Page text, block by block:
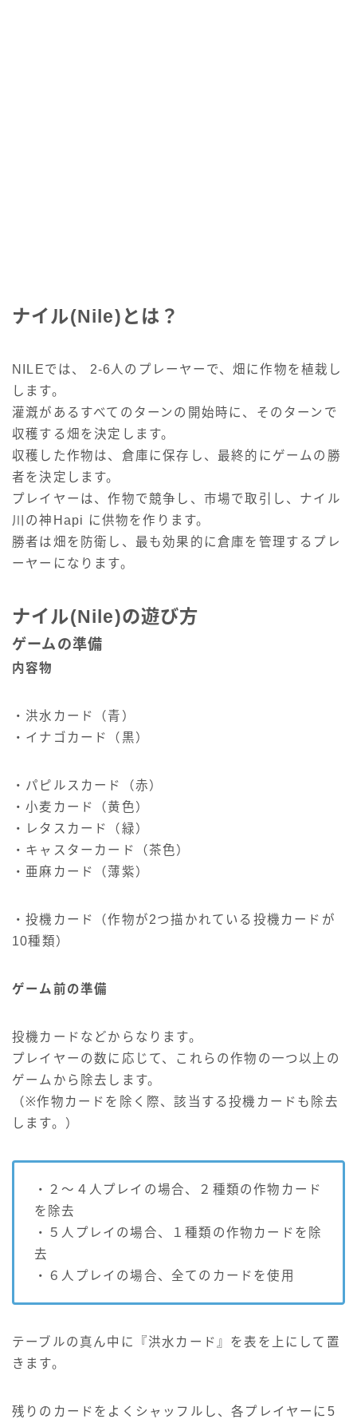
ナイル(Nile)とは？
NILEでは、 2-6人のプレーヤーで、畑に作物を植栽し
します。
灌漑があるすべてのターンの開始時に、そのターンで
収穫する畑を決定します。
収穫した作物は、倉庫に保存し、最終的にゲームの勝
者を決定します。
プレイヤーは、作物で競争し、市場で取引し、ナイル
川の神Hapi に供物を作ります。
勝者は畑を防衛し、最も効果的に倉庫を管理するプレ
ーヤーになります。
ナイル(Nile)の遊び方
ゲームの準備
内容物
・洪水カード（青）
・イナゴカード（黒）
・パピルスカード（赤）
・小麦カード（黄色）
・レタスカード（緑）
・キャスターカード（茶色）
・亜麻カード（薄紫）
・投機カード（作物が2つ描かれている投機カードが
10種類）
ゲーム前の準備
投機カードなどからなります。
プレイヤーの数に応じて、これらの作物の一つ以上の
ゲームから除去します。
（※作物カードを除く際、該当する投機カードも除去
します。）
・２～４人プレイの場合、２種類の作物カード
を除去
・５人プレイの場合、１種類の作物カードを除
去
・６人プレイの場合、全てのカードを使用
テーブルの真ん中に『洪水カード』を表を上にして置
きます。
残りのカードをよくシャッフルし、各プレイヤーに5